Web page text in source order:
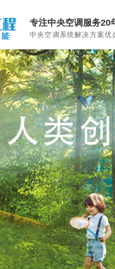
专注中央空调服务20
中央空调系统解决方案优